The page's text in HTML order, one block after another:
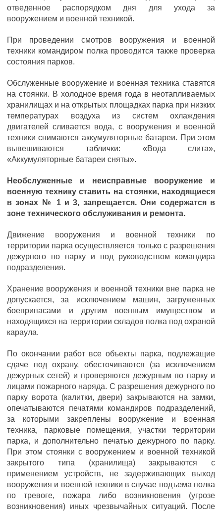
отведенное распорядком дня для ухода за
вооружением и военной техникой.
При проведении смотров вооружения и военной
техники командиром полка проводится также проверка
состояния парков.
Обслуженные вооружение и военная техника ставятся
на стоянки. В холодное время года в неотапливаемых
хранилищах и на открытых площадках парка при низких
температурах воздуха из систем охлаждения
двигателей сливается вода, с вооружения и военной
техники снимаются аккумуляторные батареи. При этом
вывешиваются таблички: «Вода слита»,
«Аккумуляторные батареи сняты».
Необслуженные и неисправные вооружение и
военную технику ставить на стоянки, находящиеся
в зонах № 1 и 3, запрещается. Они содержатся в
зоне технического обслуживания и ремонта.
Движение вооружения и военной техники по
территории парка осуществляется только с разрешения
дежурного по парку и под руководством командира
подразделения.
Хранение вооружения и военной техники вне парка не
допускается, за исключением машин, загруженных
боеприпасами и другим военным имуществом и
находящихся на территории складов полка под охраной
караула.
По окончании работ все объекты парка, подлежащие
сдаче под охрану, обесточиваются (за исключением
дежурных сетей) и проверяются дежурным по парку и
лицами пожарного наряда. С разрешения дежурного по
парку ворота (калитки, двери) закрываются на замки,
опечатываются печатями командиров подразделений,
за которыми закреплены вооружение и военная
техника, парковые помещения, участки территории
парка, и дополнительно печатью дежурного по парку.
При этом стоянки с вооружением и военной техникой
закрытого типа (хранилища) закрываются с
применением устройств, не задерживающих выход
вооружения и военной техники в случае подъема полка
по тревоге, пожара либо возникновения (угрозе
возникновения) иных чрезвычайных ситуаций. После